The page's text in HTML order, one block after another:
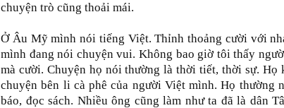
chuyện trò cũng thoải mái.
Ở Âu Mỹ mình nói tiếng Việt. Thỉnh thoảng cười với
mình đang nói chuyện vui. Không bao giờ tôi thấy
mà cười. Chuyện họ nói thường là thời tiết, thời sự. Họ
chuyện bên li cà phê của người Việt mình. Họ thường
báo, đọc sách. Nhiều ông cũng làm như ta đã là dân